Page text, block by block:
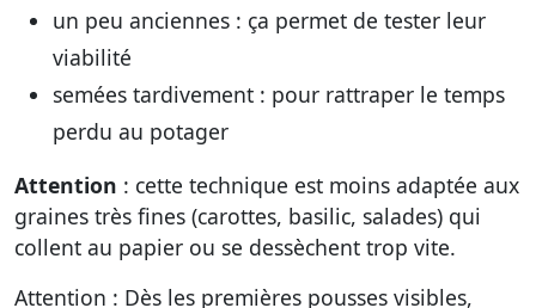
un peu anciennes : ça permet de tester leur
viabilité
semées tardivement : pour rattraper le temps
perdu au potager
Attention : cette technique est moins adaptée aux
graines très fines (carottes, basilic, salades) qui
collent au papier ou se dessèchent trop vite.
Attention : Dès les premières pousses visibles,